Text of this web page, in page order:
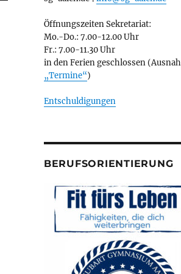
Öffnungszeiten Sekretariat:
Mo.-Do.: 7.00-12.00 Uhr
Fr.: 7.00-11.30 Uhr
in den Ferien geschlossen
„Termine“)
Entschuldigungen
BERUFSORIENTIERUNG